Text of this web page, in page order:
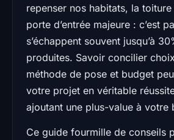
repenser nos habitats, la
porte d’entrée majeure : c’est
s’échappent souvent jusqu’à
produites. Savoir concilier
méthode de pose et budget
votre projet en véritable
ajoutant une plus-value à votre
Ce guide fourmille de conseils